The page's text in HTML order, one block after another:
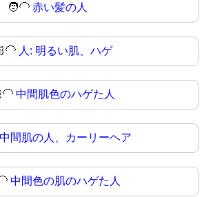
🧑‍🦲 赤い髪の人
人: 明るい肌、ハゲ
中間肌色のハゲた人
中間肌の人、カーリーヘア
中間色の肌のハゲた人